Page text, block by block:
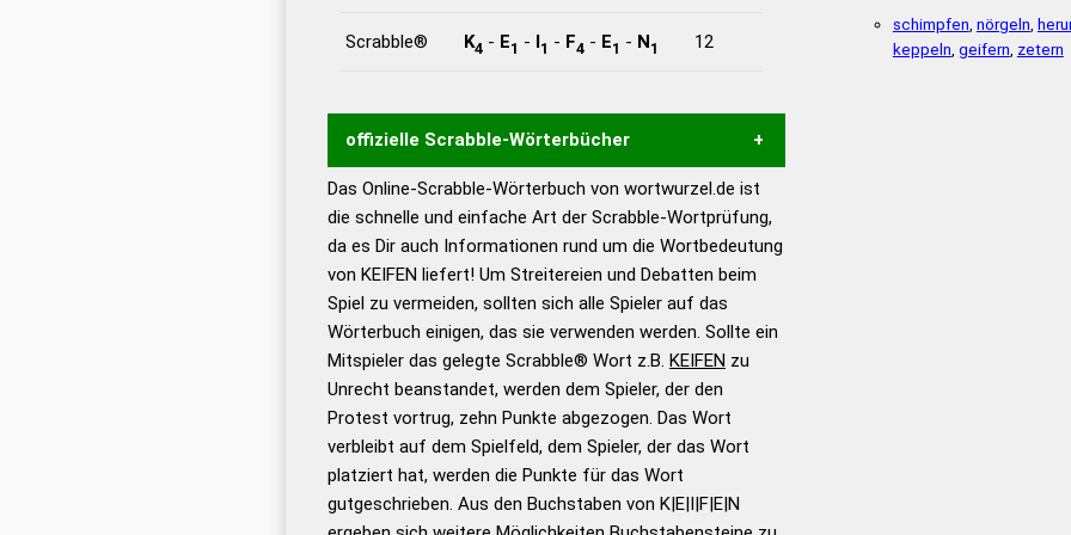
Scrabble® K4 - E1 - I1 - F4 - E1 - N1 12
offizielle Scrabble-Wörterbücher
Wortwurzel liefert mit Hilfe eines semantischen
Wortanalyse-Algorithmus gute Anhaltspunkte zu
Wortbedeutung, Worttrennung und Wortform, um die
Gültigkeit eines Wortes für das Scrabble-Spiel zu
bestimmen! zugelassene Turnier Scrabble-
Wörterbücher sind:
Duden – Standardwerk in 12
Bänden
Duden – Richtiges und gutes
Deutsch
Das Online-Scrabble-Wörterbuch von wortwurzel.de ist
die schnelle und einfache Art der Scrabble-Wortprüfung,
da es Dir auch Informationen rund um die Wortbedeutung
von KEIFEN liefert! Um Streitereien und Debatten beim
Spiel zu vermeiden, sollten sich alle Spieler auf das
Wörterbuch einigen, das sie verwenden werden. Sollte ein
Mitspieler das gelegte Scrabble® Wort z.B. KEIFEN zu
Unrecht beanstandet, werden dem Spieler, der den
Protest vortrug, zehn Punkte abgezogen. Das Wort
verbleibt auf dem Spielfeld, dem Spieler, der das Wort
platziert hat, werden die Punkte für das Wort
gutgeschrieben. Aus den Buchstaben von K|E|I|F|E|N
schimpfen nörgeln
keppeln geifern zetern